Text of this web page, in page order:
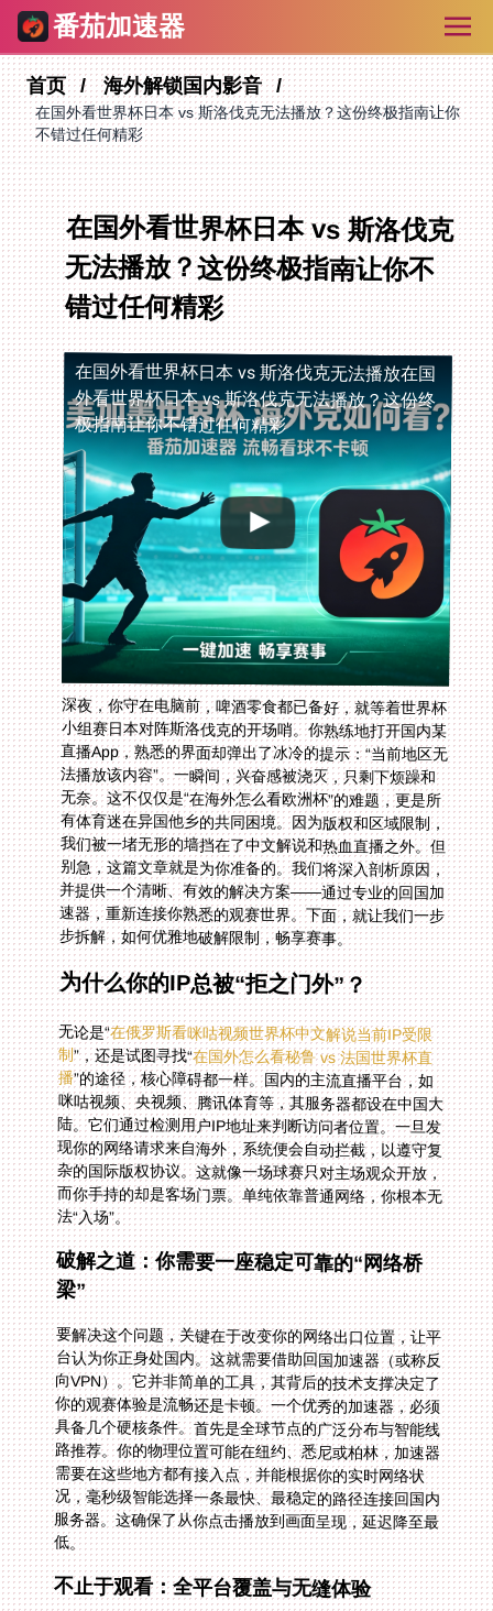
番茄加速器
首页 海外解锁国内影音
在国外看世界杯日本 vs 斯洛伐克无法播放？这份终极指南让你
不错过任何精彩
在国外看世界杯日本 vs 斯洛伐克
无法播放？这份终极指南让你不
错过任何精彩
在国外看世界杯日本 vs 斯洛伐克无法播放在国
外看世界杯日本 vs 斯洛伐克无法播放？这份终
极指南让你不错过任何精彩
深夜，你守在电脑前，啤酒零食都已备好，就等着世界杯
小组赛日本对阵斯洛伐克的开场哨。你熟练地打开国内某
直播App，熟悉的界面却弹出了冰冷的提示：“当前地区无
法播放该内容”。一瞬间，兴奋感被浇灭，只剩下烦躁和
无奈。这不仅仅是“在海外怎么看欧洲杯”的难题，更是所
有体育迷在异国他乡的共同困境。因为版权和区域限制，
我们被一堵无形的墙挡在了中文解说和热血直播之外。但
别急，这篇文章就是为你准备的。我们将深入剖析原因，
并提供一个清晰、有效的解决方案——通过专业的回国加
速器，重新连接你熟悉的观赛世界。下面，就让我们一步
步拆解，如何优雅地破解限制，畅享赛事。
为什么你的IP总被“拒之门外”？
无论是“在俄罗斯看咪咕视频世界杯中文解说当前IP受限
制”，还是试图寻找“在国外怎么看秘鲁 vs 法国世界杯直
播”的途径，核心障碍都一样。国内的主流直播平台，如
咪咕视频、央视频、腾讯体育等，其服务器都设在中国大
陆。它们通过检测用户IP地址来判断访问者位置。一旦发
现你的网络请求来自海外，系统便会自动拦截，以遵守复
杂的国际版权协议。这就像一场球赛只对主场观众开放，
而你手持的却是客场门票。单纯依靠普通网络，你根本无
法“入场”。
破解之道：你需要一座稳定可靠的“网络桥
梁”
要解决这个问题，关键在于改变你的网络出口位置，让平
台认为你正身处国内。这就需要借助回国加速器（或称反
向VPN）。它并非简单的工具，其背后的技术支撑决定了
你的观赛体验是流畅还是卡顿。一个优秀的加速器，必须
具备几个硬核条件。首先是全球节点的广泛分布与智能线
路推荐。你的物理位置可能在纽约、悉尼或柏林，加速器
需要在这些地方都有接入点，并能根据你的实时网络状
况，毫秒级智能选择一条最快、最稳定的路径连接回国内
服务器。这确保了从你点击播放到画面呈现，延迟降至最
低。
不止于观看：全平台覆盖与无缝体验